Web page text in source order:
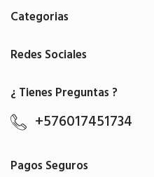
Categorias
Redes Sociales
¿ Tienes Preguntas ?
+576017451734
Pagos Seguros